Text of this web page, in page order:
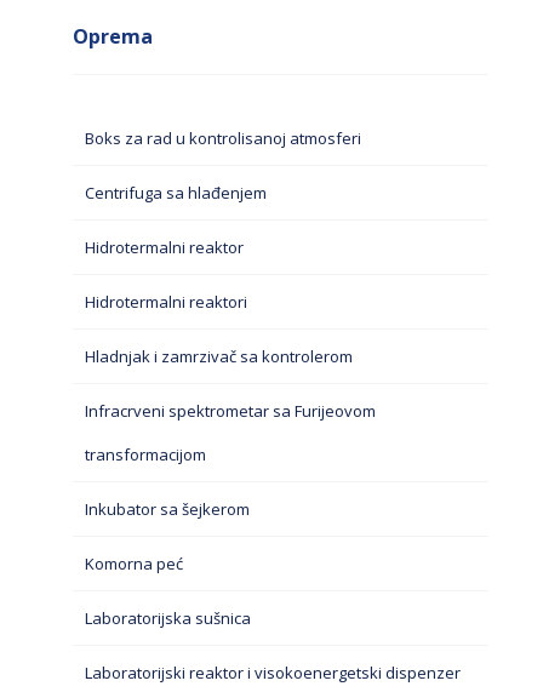
Oprema
Boks za rad u kontrolisanoj atmosferi
Centrifuga sa hlađenjem
Hidrotermalni reaktor
Hidrotermalni reaktori
Hladnjak i zamrzivač sa kontrolerom
Infracrveni spektrometar sa Furijeovom
transformacijom
Inkubator sa šejkerom
Komorna peć
Laboratorijska sušnica
Laboratorijski reaktor i visokoenergetski dispenzer